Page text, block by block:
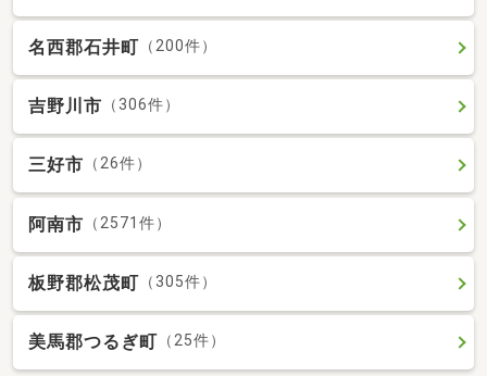
名西郡石井町 （200件）
吉野川市 （306件）
三好市 （26件）
阿南市 （2571件）
板野郡松茂町 （305件）
美馬郡つるぎ町 （25件）